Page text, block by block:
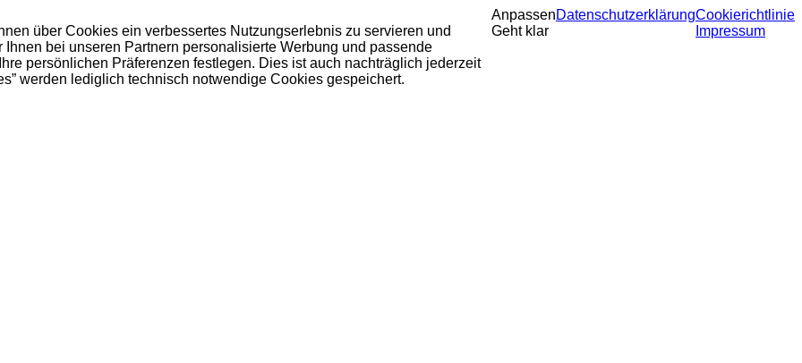
über Cookies ein verbessertes Nutzungserlebnis zu servieren und
bei unseren Partnern personalisierte Werbung und passende
persönlichen Präferenzen festlegen. Dies ist auch nachträglich jederzeit
werden lediglich technisch notwendige Cookies gespeichert.
Anpassen
Geht klar
DatenschutzerklärungCookierichtlinie
Impressum